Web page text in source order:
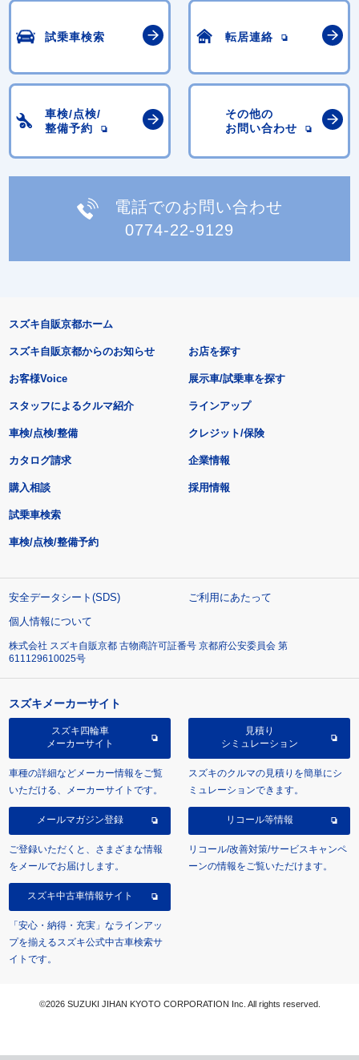
試乗車検索 転居連絡
車検/点検/
整備予約
その他の
お問い合わせ
電話でのお問い合わせ
0774-22-9129
スズキ自販京都ホーム
スズキ自販京都からのお知らせ
お客様Voice
スタッフによるクルマ紹介
お店を探す
展示車/試乗車を探す
ラインアップ
車検/点検/整備 クレジット/保険
カタログ請求
購入相談
試乗車検索
車検/点検/整備予約
企業情報
採用情報
安全データシート(SDS)
ご利用にあたって
個人情報について
株式会社 スズキ自販京都 古物商許可証番号 京都府公安委員会 第
611129610025号
スズキメーカーサイト
スズキ四輪車
メーカーサイト
車種の詳細などメーカー情報をご覧
いただける、メーカーサイトです。
見積り
シミュレーション
スズキのクルマの見積りを簡単にシ
ミュレーションできます。
メールマガジン登録
ご登録いただくと、さまざまな情報
をメールでお届けします。
リコール等情報
リコール/改善対策/サービスキャンペ
ーンの情報をご覧いただけます。
スズキ中古車情報サイト
「安心・納得・充実」なラインアッ
プを揃えるスズキ公式中古車検索サ
イトです。
©2026 SUZUKI JIHAN KYOTO CORPORATION Inc. All rights reserved.